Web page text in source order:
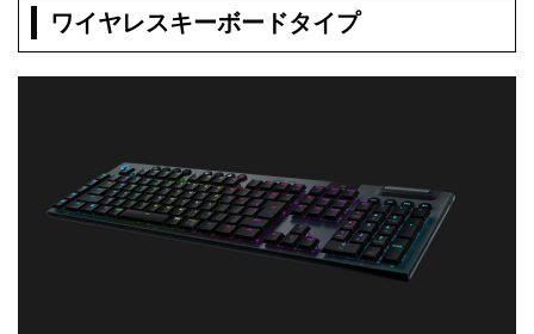
ワイヤレスキーボードタイプ